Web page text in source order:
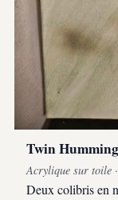
Twin
Acrylique sur toile
Deux colibris en